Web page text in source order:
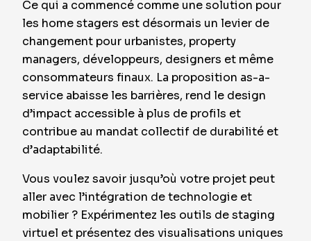
Ce qui a commencé comme une solution pour
les home stagers est désormais un levier de
changement pour urbanistes, property
managers, développeurs, designers et même
consommateurs finaux. La proposition as-a-
service abaisse les barrières, rend le design
d’impact accessible à plus de profils et
contribue au mandat collectif de durabilité et
d’adaptabilité.
Vous voulez savoir jusqu’où votre projet peut
aller avec l’intégration de technologie et
mobilier ? Expérimentez les outils de staging
virtuel et présentez des visualisations uniques